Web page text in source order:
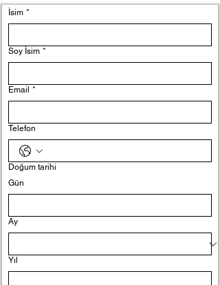
İsim *
Soy İsim *
Email *
Telefon
Doğum tarihi
Gün
Ay
Yıl